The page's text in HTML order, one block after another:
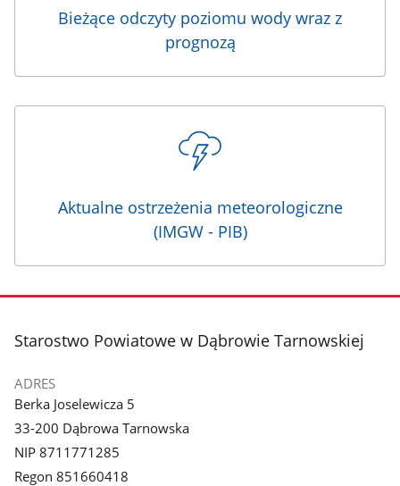
Bieżące odczyty poziomu wody wraz z
prognozą
Aktualne ostrzeżenia meteorologiczne
(IMGW - PIB)
stopka
Starostwo Powiatowe w Dąbrowie Tarnowskiej
ADRES
Berka Joselewicza 5
33-200 Dąbrowa Tarnowska
NIP 8711771285
Regon 851660418